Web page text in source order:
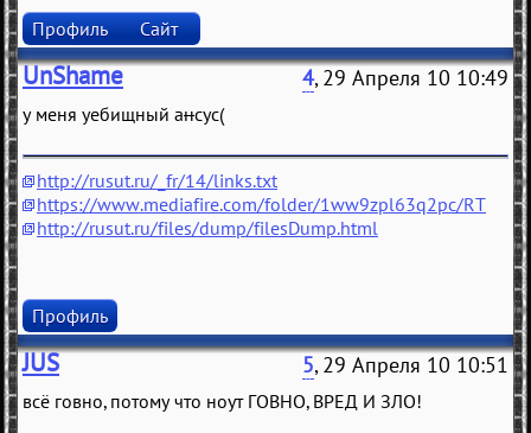
Профиль Сайт
UnShame 4, 29 Апреля 10 10:49
у меня уебищный ансус(
http://rusut.ru/_fr/14/links.txt
https://www.mediafire.com/folder/1ww9zpl63q2pc/RT
http://rusut.ru/files/dump/filesDump.html
Профиль
JUS 5, 29 Апреля 10 10:51
всё говно, потому что ноут ГОВНО, ВРЕД И ЗЛО!